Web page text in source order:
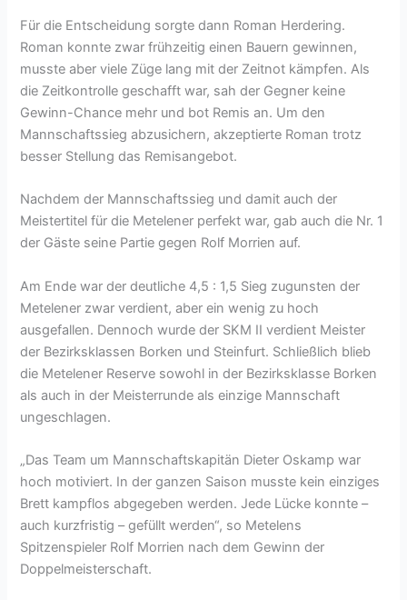
Für die Entscheidung sorgte dann Roman Herdering.
Roman konnte zwar frühzeitig einen Bauern gewinnen,
musste aber viele Züge lang mit der Zeitnot kämpfen. Als
die Zeitkontrolle geschafft war, sah der Gegner keine
Gewinn-Chance mehr und bot Remis an. Um den
Mannschaftssieg abzusichern, akzeptierte Roman trotz
besser Stellung das Remisangebot.
Nachdem der Mannschaftssieg und damit auch der
Meistertitel für die Metelener perfekt war, gab auch die Nr. 1
der Gäste seine Partie gegen Rolf Morrien auf.
Am Ende war der deutliche 4,5 : 1,5 Sieg zugunsten der
Metelener zwar verdient, aber ein wenig zu hoch
ausgefallen. Dennoch wurde der SKM II verdient Meister
der Bezirksklassen Borken und Steinfurt. Schließlich blieb
die Metelener Reserve sowohl in der Bezirksklasse Borken
als auch in der Meisterrunde als einzige Mannschaft
ungeschlagen.
„Das Team um Mannschaftskapitän Dieter Oskamp war
hoch motiviert. In der ganzen Saison musste kein einziges
Brett kampflos abgegeben werden. Jede Lücke konnte –
auch kurzfristig – gefüllt werden“, so Metelens
Spitzenspieler Rolf Morrien nach dem Gewinn der
Doppelmeisterschaft.